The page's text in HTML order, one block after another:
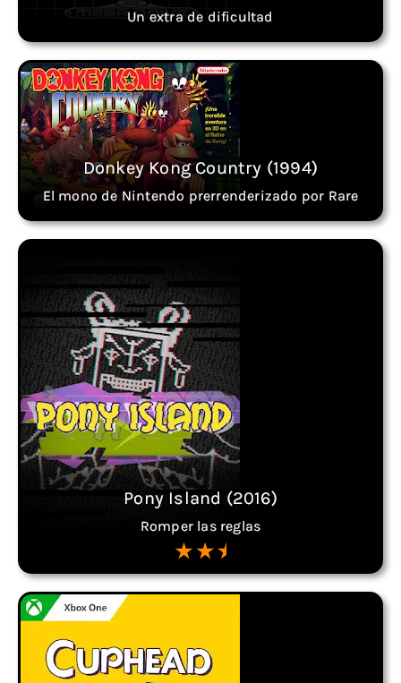
Un extra de dificultad
Donkey Kong Country (1994)
El mono de Nintendo prerrenderizado por Rare
Pony Island (2016)
Romper las reglas